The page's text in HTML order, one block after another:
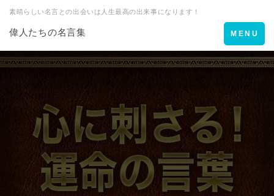
素晴らしい名言との出会いは人生最高の出来事になります！
偉人たちの名言集
Toggle
navigation
MENU